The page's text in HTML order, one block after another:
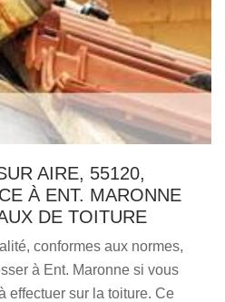
AIRE, 55120,
À ENT. MARONNE
DE TOITURE
conformes aux normes,
à Ent. Maronne si vous
effectuer sur la toiture. Ce